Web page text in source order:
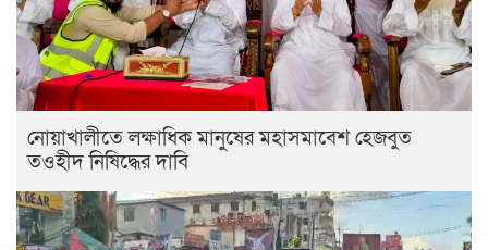
নোয়াখালীতে লক্ষাধিক মানুষের মহাসমাবেশ হেজবুত
তওহীদ নিষিদ্ধের দাবি